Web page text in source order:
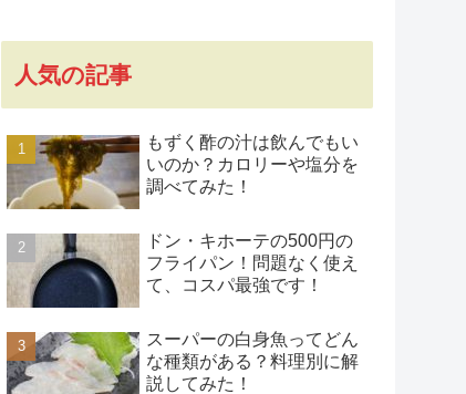
人気の記事
もずく酢の汁は飲んでもい
いのか？カロリーや塩分を
調べてみた！
ドン・キホーテの500円の
フライパン！問題なく使え
て、コスパ最強です！
スーパーの白身魚ってどん
な種類がある？料理別に解
説してみた！